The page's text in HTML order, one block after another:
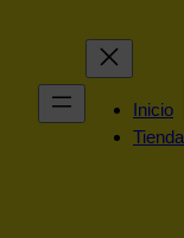
Inicio
Tienda